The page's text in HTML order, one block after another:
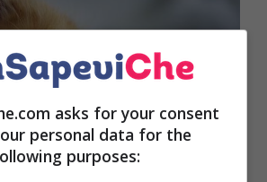
asks for your consent
personal data for the
purposes: